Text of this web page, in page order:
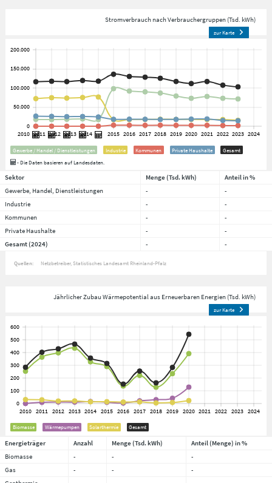
Stromverbrauch nach Verbrauchergruppen (Tsd. kWh)
zur Karte
Gewerbe / Handel / Dienstleistungen Industrie Kommunen Private Haushalte
Gesamt
- Die Daten basieren auf Landesdaten.
Sektor Menge (Tsd. kWh)
Anteil in %
Gewerbe, Handel, Dienstleistungen
-
-
Industrie
-
-
Kommunen
-
-
Private Haushalte
-
-
Gesamt (2024)
- -
Quellen: Netzbetreiber Statistisches Landesamt Rheinland-Pfalz
Jährlicher Zubau Wärmepotential aus Erneuerbaren Energien (Tsd. kWh)
zur Karte
Biomasse Wärmepumpen Solarthermie Gesamt
Energieträger Anzahl Menge (Tsd. kWh)
Anteil (Menge) in %
Biomasse
- -
-
Gas
- -
-